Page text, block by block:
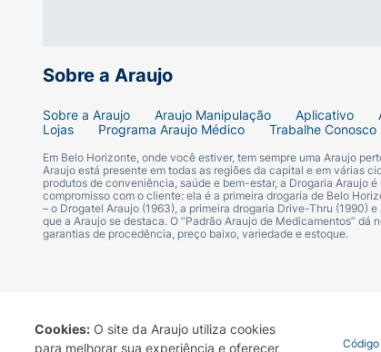
Cookies: O site da Araujo utiliza cookies
para melhorar sua experiência e oferecer
Cor da Armação:
Material:Resina termoplástica de alta
Sobre a Araujo
Sobre a Araujo Araujo Manipulação Aplicativo
Lojas
Programa Araujo Médico Trabalhe Conosco
Em Belo Horizonte, onde você estiver, tem sempre uma Araujo
Araujo está presente em todas as regiões da capital e em várias
produtos de conveniência, saúde e bem-estar, a Drogaria Araujo
compromisso com o cliente: ela é a primeira drogaria de Belo
– o Drogatel Araujo (1963), a primeira drogaria Drive-Thru (1990)
que a Araujo se destaca. O “Padrão Araujo de Medicamentos”
garantias de procedência, preço baixo, variedade e estoque.
Termo de Uso Portal da Privacidade Covid-19